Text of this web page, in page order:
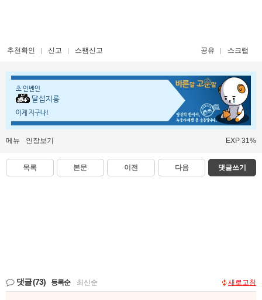
추천확인 신고 스팸신고 공유 스크랩
초 인벤인
달섭지롱
이게 지구냐!
메뉴 인장보기 EXP 31%
목록 본문 이전 다음 댓글쓰기
댓글(73) 등록순 최신순 새로고침